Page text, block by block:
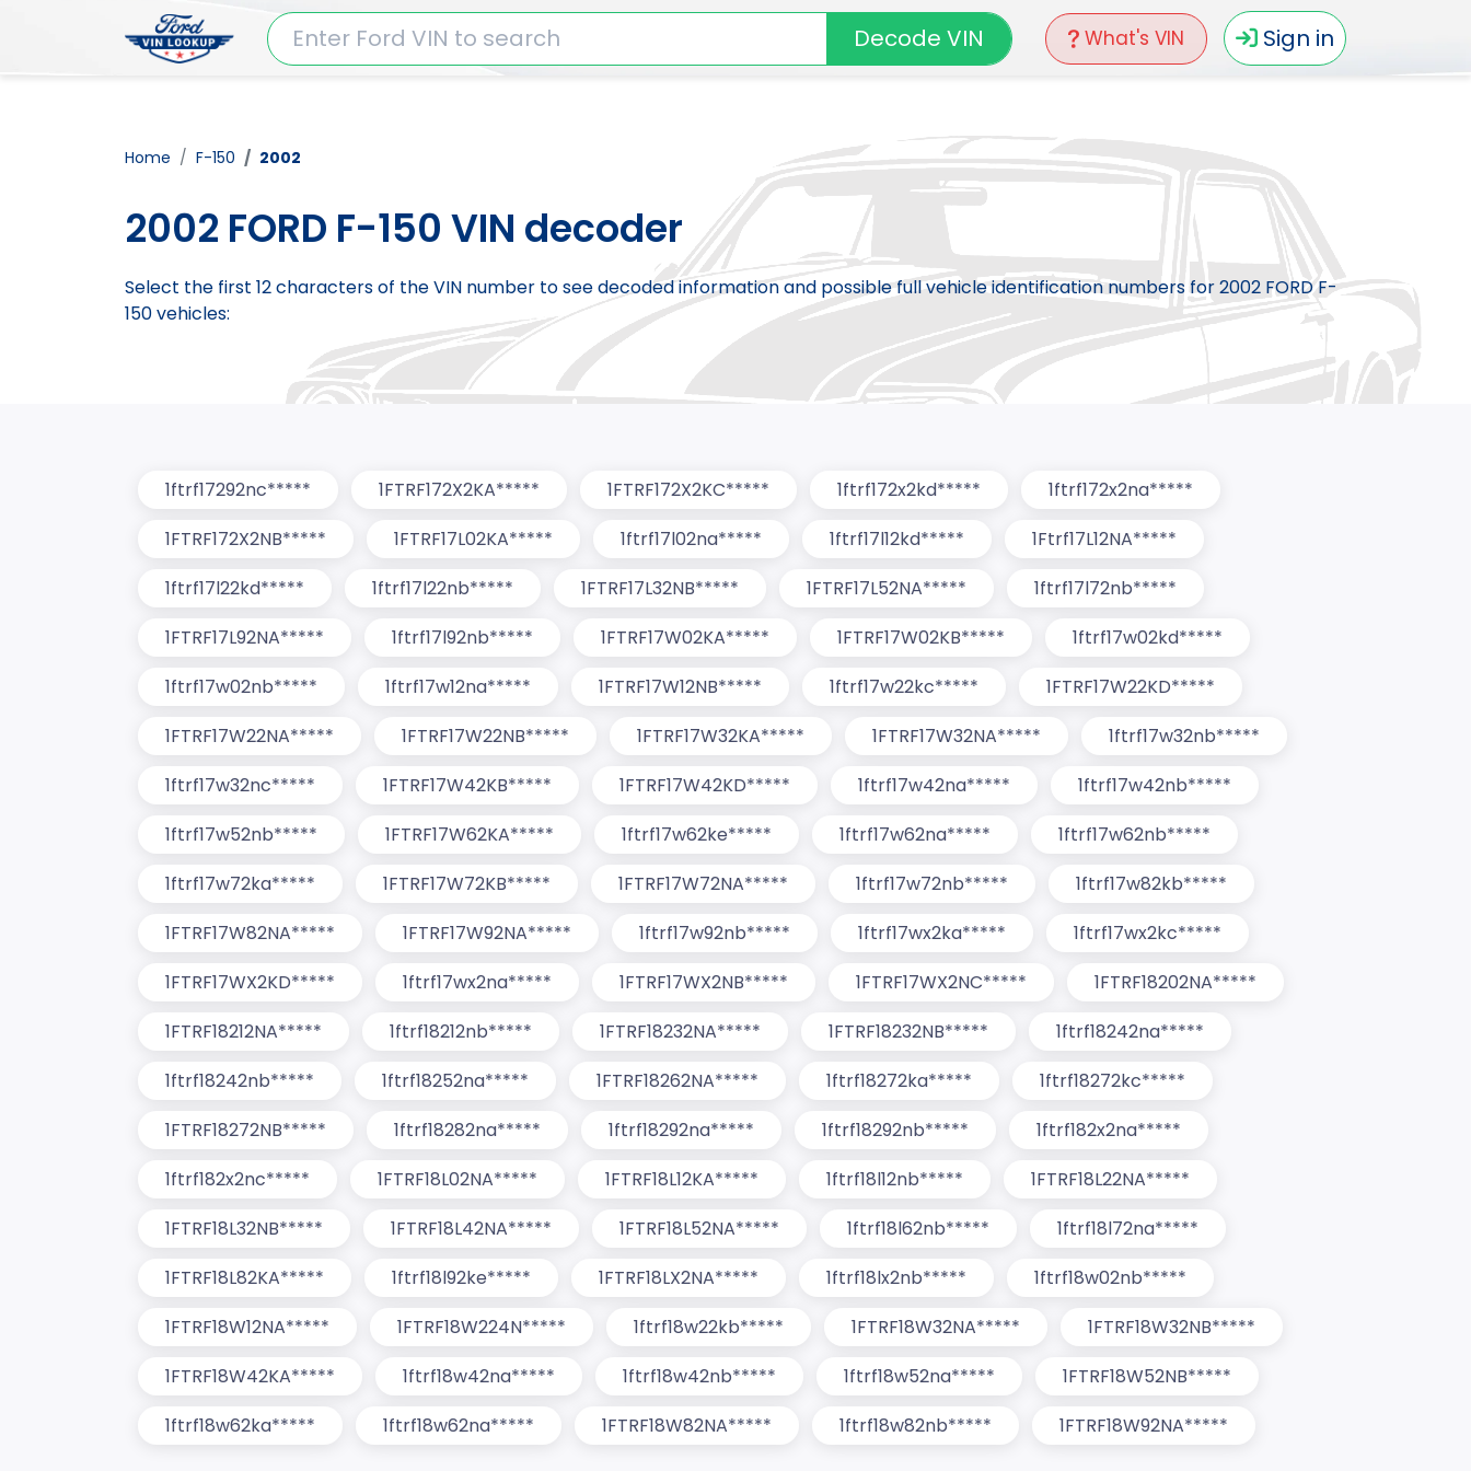
What's VIN Sign in
Decode VIN
Home F-150 2002
2002 FORD F-150 VIN decoder
Select the first 12 characters of the VIN number to see decoded information and possible full vehicle identification numbers for 2002 FORD F-
150 vehicles:
1ftrf17292nc***** 1FTRF172X2KA***** 1FTRF172X2KC***** 1ftrf172x2kd*****
1ftrf172x2na*****
1FTRF172X2NB*****
1FTRF17L02KA***** 1ftrf17l02na***** 1ftrf17l12kd*****
1Ftrf17L12NA*****
1ftrf17l22kd*****
1ftrf17l22nb***** 1FTRF17L32NB***** 1FTRF17L52NA*****
1ftrf17l72nb*****
1FTRF17L92NA*****
1ftrf17l92nb***** 1FTRF17W02KA***** 1FTRF17W02KB*****
1ftrf17w02kd*****
1ftrf17w02nb*****
1ftrf17w12na***** 1FTRF17W12NB***** 1ftrf17w22kc*****
1FTRF17W22KD*****
1FTRF17W22NA*****
1FTRF17W22NB***** 1FTRF17W32KA***** 1FTRF17W32NA*****
1ftrf17w32nb*****
1ftrf17w32nc*****
1FTRF17W42KB***** 1FTRF17W42KD***** 1ftrf17w42na*****
1ftrf17w42nb*****
1ftrf17w52nb*****
1FTRF17W62KA***** 1ftrf17w62ke***** 1ftrf17w62na*****
1ftrf17w62nb*****
1ftrf17w72ka*****
1FTRF17W72KB***** 1FTRF17W72NA***** 1ftrf17w72nb*****
1ftrf17w82kb*****
1FTRF17W82NA*****
1FTRF17W92NA***** 1ftrf17w92nb***** 1ftrf17wx2ka*****
1ftrf17wx2kc*****
1FTRF17WX2KD*****
1ftrf17wx2na***** 1FTRF17WX2NB***** 1FTRF17WX2NC*****
1FTRF18202NA*****
1FTRF18212NA*****
1ftrf18212nb***** 1FTRF18232NA***** 1FTRF18232NB*****
1ftrf18242na*****
1ftrf18242nb*****
1ftrf18252na***** 1FTRF18262NA***** 1ftrf18272ka*****
1ftrf18272kc*****
1FTRF18272NB*****
1ftrf18282na***** 1ftrf18292na***** 1ftrf18292nb*****
1ftrf182x2na*****
1ftrf182x2nc*****
1FTRF18L02NA***** 1FTRF18L12KA***** 1ftrf18l12nb*****
1FTRF18L22NA*****
1FTRF18L32NB*****
1FTRF18L42NA***** 1FTRF18L52NA***** 1ftrf18l62nb*****
1ftrf18l72na*****
1FTRF18L82KA*****
1ftrf18l92ke***** 1FTRF18LX2NA***** 1ftrf18lx2nb*****
1ftrf18w02nb*****
1FTRF18W12NA*****
1FTRF18W224N***** 1ftrf18w22kb***** 1FTRF18W32NA*****
1FTRF18W32NB*****
1FTRF18W42KA*****
1ftrf18w42na***** 1ftrf18w42nb***** 1ftrf18w52na*****
1FTRF18W52NB*****
1ftrf18w62ka*****
1ftrf18w62na***** 1FTRF18W82NA***** 1ftrf18w82nb***** 1FTRF18W92NA*****